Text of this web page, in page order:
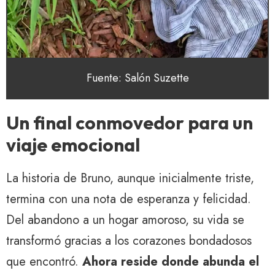
Fuente: Salón Suzette
Un final conmovedor para un
viaje emocional
La historia de Bruno, aunque inicialmente triste,
termina con una nota de esperanza y felicidad.
Del abandono a un hogar amoroso, su vida se
transformó gracias a los corazones bondadosos
que encontró. Ahora reside donde abunda el